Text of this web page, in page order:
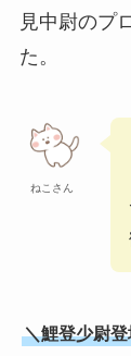
見中尉のプ
た。
ねこさん
＼鯉登少尉